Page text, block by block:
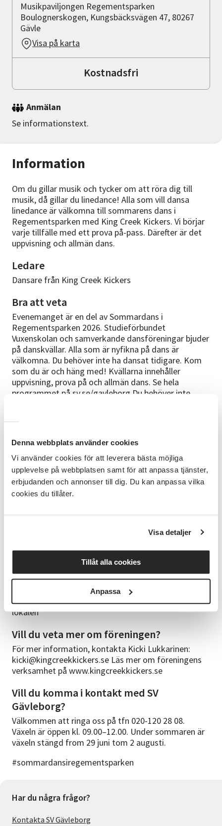
Denna webbplats använder cookies
Vi använder cookies för att leverera bästa möjliga
upplevelse på webbplatsen samt för att anpassa tjänster,
erbjudanden och annonser till dig. Du kan anpassa vilka
cookies du tillåter.
Visa detaljer
Tillåt alla cookies
Anpassa
Information
Om du gillar musik och tycker om att röra dig till
musik, då gillar du linedance! Alla som vill dansa
linedance är välkomna till sommarens dans i
Regementsparken med King Creek Kickers. Vi börjar
varje tillfälle med ett prova på-pass. Därefter är det
uppvisning och allmän dans.
Ledare
Dansare från King Creek Kickers
Bra att veta
Evenemanget är en del av Sommardans i
Regementsparken 2026. Studieförbundet
Vuxenskolan och samverkande dansföreningar bjuder
på danskvällar. Alla som är nyfikna på dans är
välkomna. Du behöver inte ha dansat tidigare. Kom
som du är och häng med! Kvällarna innehåller
uppvisning, prova på och allmän dans. Se hela
programmet på sv.se/gavleborg Du behöver inte
Arrangörer
Studieförbundet Vuxenskolan i samverkan med King
Om linedance
Linedance dansas på rad, i en linje av gemenskap,
individuellt men inte ensamt. Linedance passar alla
Musiken varierar från rock, pop, vals, polka, cuban och
Måndagar kl. 18.00–21.00 8 juni 22 juni 29 juni 6 juli 13
juli 20 juli 27 juli 3 augusti 10 augusti 17 augusti och
24 augusti OBS! 24 augusti i Strömsbro IOGT-NTO
lokalen
Vill du veta mer om föreningen?
För mer information, kontakta Kicki Lukkarinen:
kicki@kingcreekkickers.se Läs mer om föreningens
verksamhet på www.kingcreekkickers.se
Vill du komma i kontakt med SV
Gävleborg?
Välkommen att ringa oss på tfn 020-120 28 08.
Växeln är öppen kl. 09.00–12.00. Under sommaren är
växeln stängd from 29 juni tom 2 augusti.
#sommardansiregementsparken
Musikpaviljongen Regementsparken
Boulognerskogen, Kungsbäcksvägen 47, 80267
Gävle
Visa på karta
Kostnadsfri
Anmälan
Se informationstext.
Har du några frågor?
Kontakta SV Gävleborg